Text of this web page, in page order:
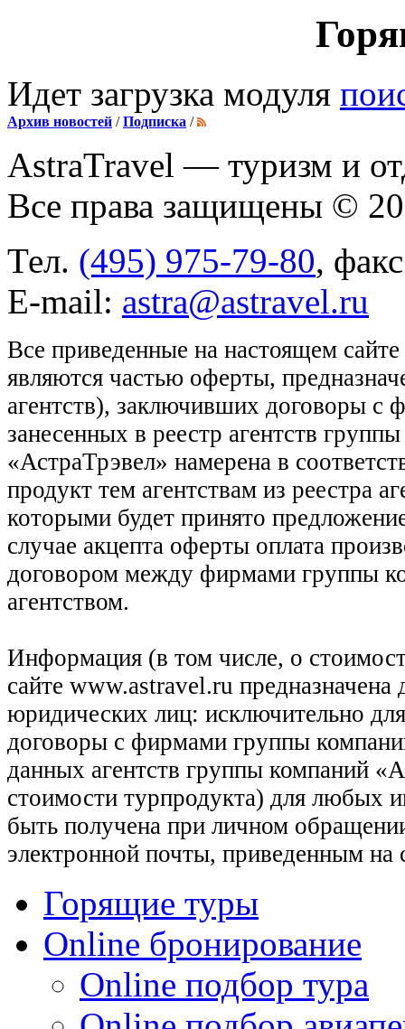
Идет загрузка модуля
Архив новостей /Подписка /
AstraTravel — туризм и
Все права защищены ©
Тел. (495) 975-79-80,
E-mail: astra@astravel.ru
Все приведенные на настоящем
являются частью оферты,
агентств), заключивших договоры
занесенных в реестр агентств
«АстраТрэвел» намерена в
продукт тем агентствам из реестра
которыми будет принято
случае акцепта оферты оплата
договором между фирмами группы
агентством.
Информация (в том числе, о
сайте www.astravel.ru предназначена
юридических лиц: исключительно
договоры с фирмами группы
данных агентств группы компаний
стоимости турпродукта) для любых
быть получена при личном
электронной почты, приведенным на
Горящие туры
Online бронирование
Online подбор тура